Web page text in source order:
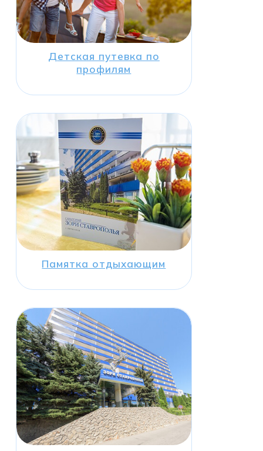
Детская путевка по
профилям
Памятка отдыхающим